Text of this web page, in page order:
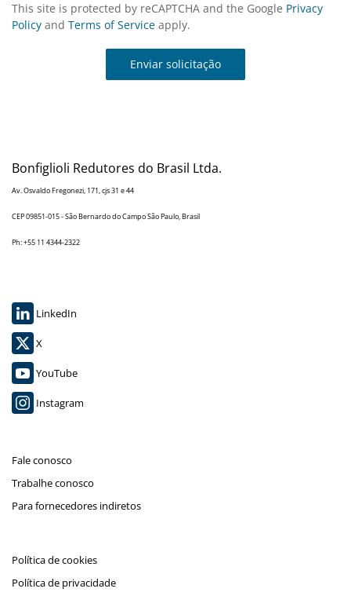
This site is protected by reCAPTCHA and the Google Privacy
Policy and Terms of Service apply.
Enviar solicitação
Bonfiglioli Redutores do Brasil Ltda.
Av. Osvaldo Fregonezi, 171, cjs 31 e 44
CEP 09851-015 - São Bernardo do Campo São Paulo, Brasil
Ph: +55 11 4344-2322
LinkedIn
X
YouTube
Instagram
Fale conosco
Trabalhe conosco
Para fornecedores indiretos
Política de cookies
Política de privacidade